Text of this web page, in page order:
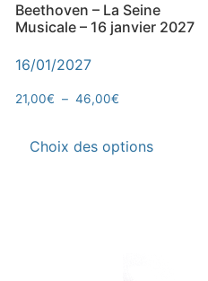
Beethoven – La Seine
Musicale – 16 janvier 2027
16/01/2027
21,00€ – 46,00€
Choix des options